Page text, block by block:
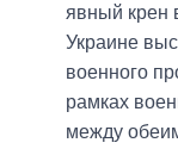
явный крен
Украине
военного
рамках
между